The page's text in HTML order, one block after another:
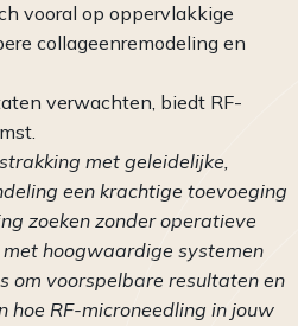
vooral op oppervlakkige
collageenremodeling en
verwachten, biedt RF-
met geleidelijke,
een krachtige toevoeging
zoeken zonder operatieve
hoogwaardige systemen
om voorspelbare resultaten en
hoe RF-microneedling in jouw